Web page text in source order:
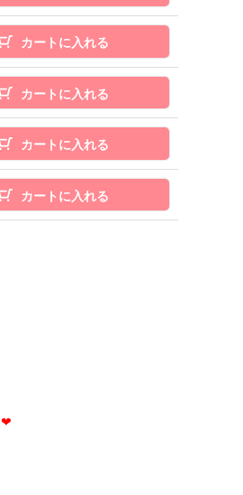
カートに入れる
カートに入れる
カートに入れる
カートに入れる
❤